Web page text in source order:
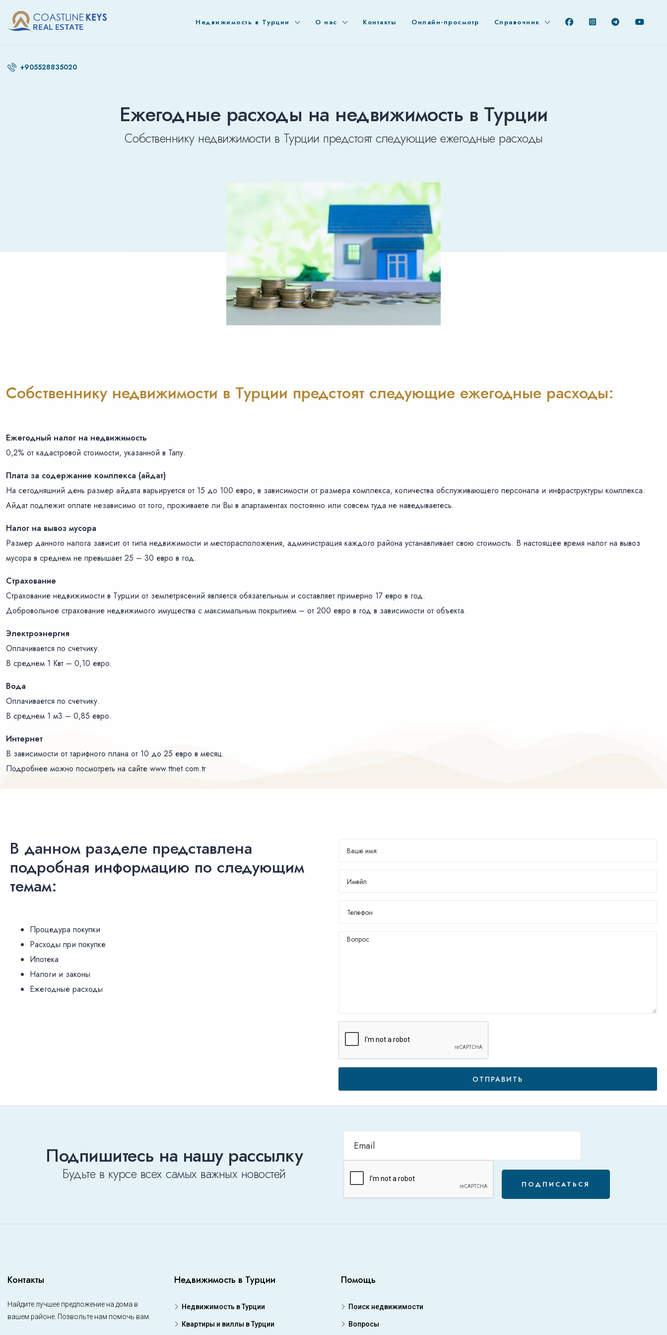
Недвижимость в Турции О нас Контакты Онлайн-просмотр Справочник
+905528835020
Ежегодные расходы на недвижимость в Турции
Собственнику недвижимости в Турции предстоят следующие ежегодные расходы
Собственнику недвижимости в Турции предстоят следующие ежегодные расходы:
Ежегодный налог на недвижимость
0,2% от кадастровой стоимости, указанной в Тапу.
Плата за содержание комплекса (айдат)
На сегодняшний день размер айдата варьируется от 15 до 100 евро, в зависимости от размера комплекса, количества обслуживающего персонала и инфраструктуры комплекса.
Айдат подлежит оплате независимо от того, проживаете ли Вы в апартаментах постоянно или совсем туда не наведываетесь.
Налог на вывоз мусора
Размер данного налога зависит от типа недвижимости и месторасположения, администрация каждого района устанавливает свою стоимость. В настоящее время налог на вывоз
мусора в среднем не превышает 25 – 30 евро в год.
Страхование
Страхование недвижимости в Турции от землетрясений является обязательным и составляет примерно 17 евро в год.
Добровольное страхование недвижимого имущества с максимальным покрытием – от 200 евро в год в зависимости от объекта.
Электроэнергия
Оплачивается по счетчику.
В среднем 1 Квт – 0,10 евро.
Вода
Оплачивается по счетчику.
В среднем 1 м3 – 0,85 евро.
Интернет
В зависимости от тарифного плана от 10 до 25 евро в месяц.
Подробнее можно посмотреть на сайте www.ttnet.com.tr
В данном разделе представлена
подробная информацию по следующим
темам:
Процедура покупки
Расходы при покупке
Ипотека
Налоги и законы
Ежегодные расходы
ОТПРАВИТЬ
Подпишитесь на нашу рассылку
Будьте в курсе всех самых важных новостей
ПОДПИСАТЬСЯ
Контакты
Найдите лучшее предложение на дома в
вашем районе. Позвольте нам помочь вам.
Недвижимость в Турции
Недвижимость в Турции
Квартиры и виллы в Турции
Помощь
Поиск недвижимости
Вопросы